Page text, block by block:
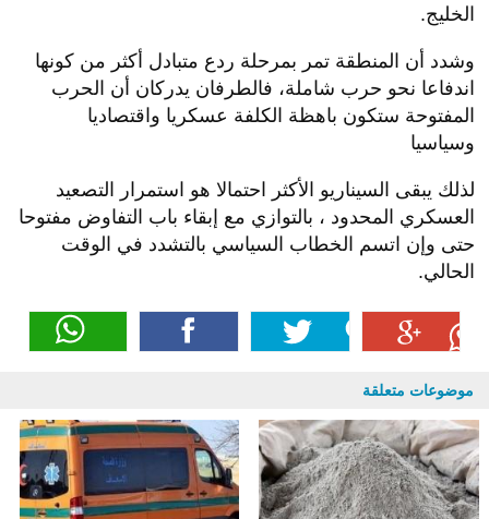
الخليج.
وشدد أن المنطقة تمر بمرحلة ردع متبادل أكثر من كونها
اندفاعا نحو حرب شاملة، فالطرفان يدركان أن الحرب
المفتوحة ستكون باهظة الكلفة عسكريا واقتصاديا
وسياسيا
لذلك يبقى السيناريو الأكثر احتمالا هو استمرار التصعيد
العسكري المحدود ، بالتوازي مع إبقاء باب التفاوض مفتوحا
حتى وإن اتسم الخطاب السياسي بالتشدد في الوقت
الحالي.
موضوعات متعلقة